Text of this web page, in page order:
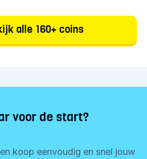
alle 160+ coins
voor de start?
koop eenvoudig en snel jouw